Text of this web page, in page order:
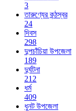
3
তারুণ্যের কন্ঠস্বর
24
দিবস
298
দুপচাঁচিয়া উপজেলা
189
দুর্ঘটনা
212
ধর্ম
409
ধুনট উপজেলা